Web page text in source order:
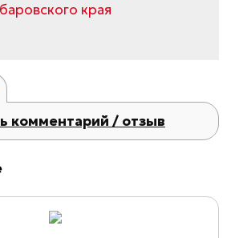
края
комментарий / отзыв